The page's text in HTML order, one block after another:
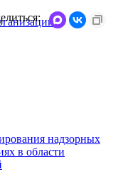
надзорных
в области